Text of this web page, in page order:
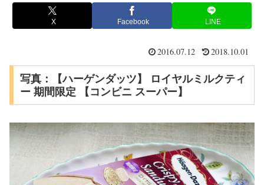
X Facebook LINE
2016.07.12 2018.10.01
写真：【ハーゲンダッツ】 ロイヤルミルクティ
ー 期間限定 【コンビニ スーパー】